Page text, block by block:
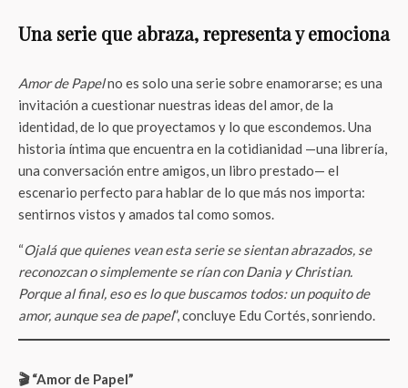
Una serie que abraza, representa y emociona
Amor de Papelno es solo una serie sobre enamorarse; es una
invitación a cuestionar nuestras ideas del amor, de la
identidad, de lo que proyectamos y lo que escondemos. Una
historia íntima que encuentra en la cotidianidad —una librería,
una conversación entre amigos, un libro prestado— el
escenario perfecto para hablar de lo que más nos importa:
sentirnos vistos y amados tal como somos.
“Ojalá que quienes vean esta serie se sientan abrazados, se
reconozcan o simplemente se rían con Dania y Christian.
Porque al final, eso es lo que buscamos todos: un poquito de
amor, aunque sea de papel”, concluye Edu Cortés, sonriendo.
🎬 “Amor de Papel”